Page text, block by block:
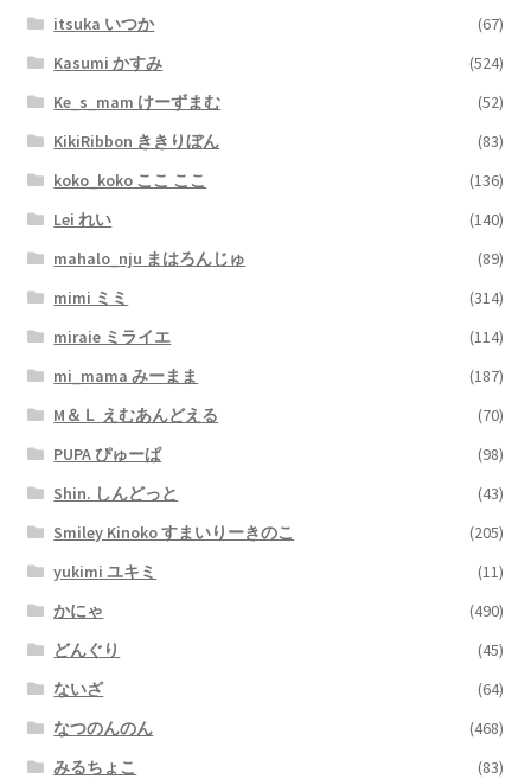
itsuka いつか
(67)
Kasumi かすみ
(524)
Ke_s_mam けーずまむ
(52)
KikiRibbon ききりぼん
(83)
koko_koko ここ ここ
(136)
Lei れい
(140)
mahalo_nju まはろんじゅ
(89)
mimi ミミ
(314)
miraie ミライエ
(114)
mi_mama みーまま
(187)
M＆Ｌ えむあんどえる
(70)
PUPA ぴゅーぱ
(98)
Shin. しんどっと
(43)
Smiley Kinoko すまいりーきのこ
(205)
yukimi ユキミ
(11)
かにゃ
(490)
どんぐり
(45)
ないざ
(64)
なつのんのん
(468)
みるちょこ
(83)